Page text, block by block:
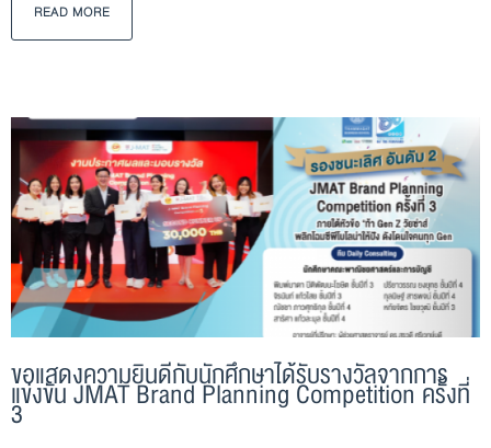
READ MORE
ขอแสดงความยินดีกับนักศึกษาได้รับรางวัลจากการ
แข่งขัน JMAT Brand Planning Competition ครั้งที่
3